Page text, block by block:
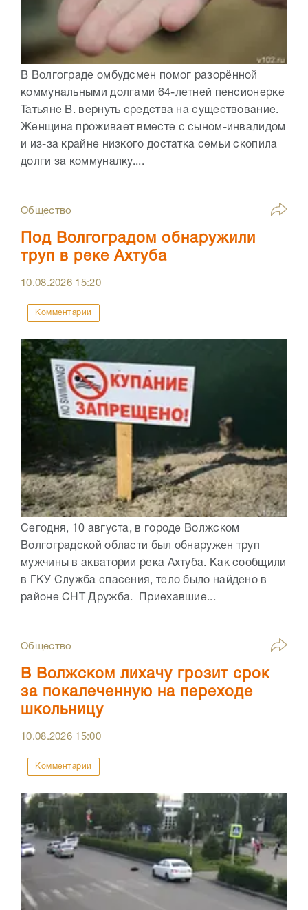
В Волгограде омбудсмен помог разорённой
коммунальными долгами 64-летней пенсионерке
Татьяне В. вернуть средства на существование.
Женщина проживает вместе с сыном-инвалидом
и из-за крайне низкого достатка семьи скопила
долги за коммуналку....
Общество
Под Волгоградом обнаружили
труп в реке Ахтуба
10.08.2026 15:20
Комментарии
Сегодня, 10 августа, в городе Волжском
Волгоградской области был обнаружен труп
мужчины в акватории река Ахтуба. Как сообщили
в ГКУ Служба спасения, тело было найдено в
районе СНТ Дружба. Приехавшие...
Общество
В Волжском лихачу грозит срок
за покалеченную на переходе
школьницу
10.08.2026 15:00
Комментарии